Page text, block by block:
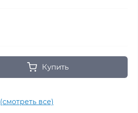
Купить
(смотреть все)